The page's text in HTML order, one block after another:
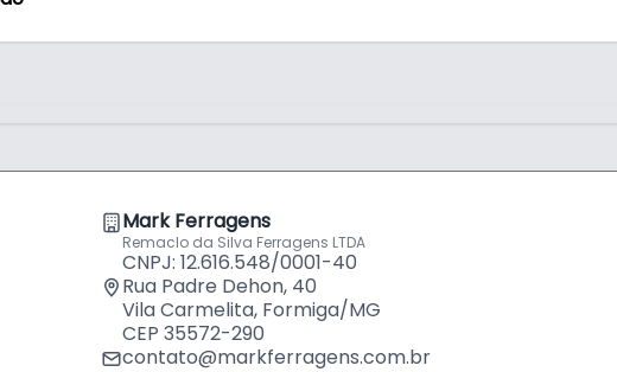
Mark Ferragens
Remaclo da Silva Ferragens LTDA
CNPJ: 12.616.548/0001-40
Rua Padre Dehon, 40
Vila Carmelita, Formiga/MG
CEP 35572-290
contato@markferragens.com.br